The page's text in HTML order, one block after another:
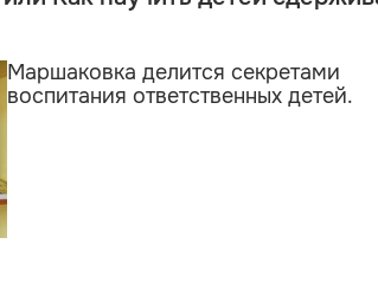
Маршаковка делится секретами
воспитания ответственных детей.